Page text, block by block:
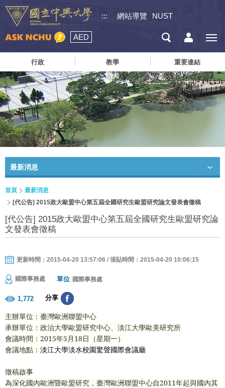
::: 網站導覽 NUST
AED
行政 教學 重要連結
最新消息
首頁
最新消息
[代公告] 2015政大歐盟中心第五屆全國研究生歐盟研究論文發表會徵稿
[代公告] 2015政大歐盟中心第五屆全國研究生歐盟研究論
文發表會徵稿
更新時間：2015-04-20 13:57:06 / 張貼時間：2015-04-20 10:06:15
國際事務處 單位 國際事務處
1,772 分享
主辦單位：臺灣歐洲聯盟中心
承辦單位：政治大學歐盟研究中心、淡江大學歐美研究所
會議時間： 2015年5 月 18日（星期一）
會議地點： 淡江大學淡水校園驚聲國際會議廳
徵稿啟事
為深化國內歐洲暨歐盟研究，臺灣歐洲聯盟中心自2011年起與國內其